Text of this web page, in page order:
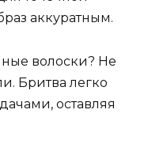
аккуратным.
волоски? Не
Бритва легко
оставляя